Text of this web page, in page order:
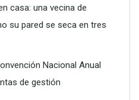
casa: una vecina de
su pared se seca en tres
Nacional Anual
de gestión